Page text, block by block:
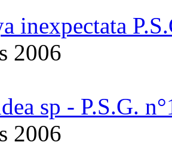
inexpectata
2006
sp - P.S.G.
2006